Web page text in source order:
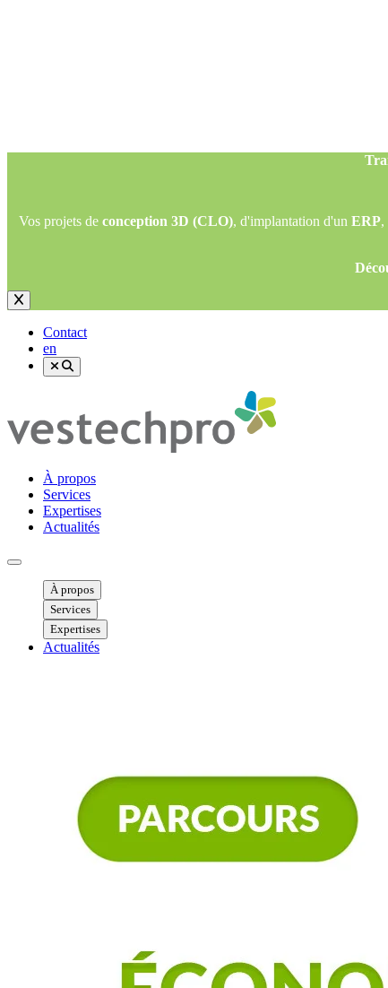
Vos projets de conception 3D (CLO), d'implantation d'un ERP,
Contact
en
À propos
Services
Expertises
Actualités
Ouvrir menu mobile
À propos
Services
Expertises
Actualités